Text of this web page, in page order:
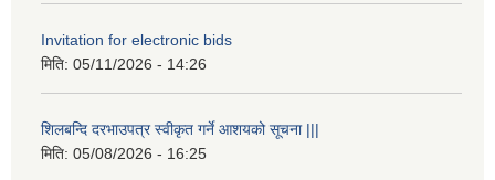
Invitation for electronic bids
मिति: 05/11/2026 - 14:26
शिलबन्दि दरभाउपत्र स्वीकृत गर्ने आशयको सूचना |||
मिति: 05/08/2026 - 16:25